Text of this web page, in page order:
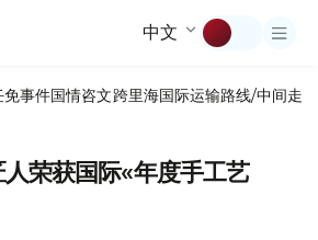
中文
免事件国情咨文跨里海国际运输路线/中间走廊
荣获国际«年度手工艺